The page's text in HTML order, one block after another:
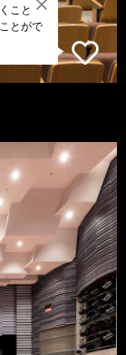
こと
とがで